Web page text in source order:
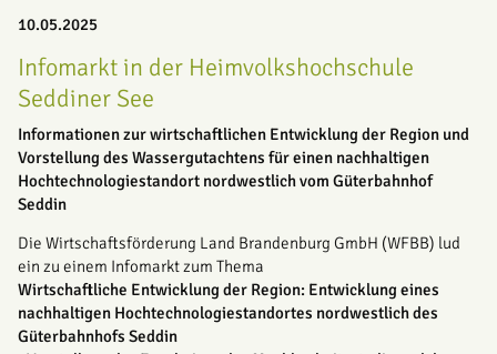
10.05.2025
Infomarkt in der Heimvolkshochschule
Seddiner See
Informationen zur wirtschaftlichen Entwicklung der Region und
Vorstellung des Wassergutachtens für einen nachhaltigen
Hochtechnologiestandort nordwestlich vom Güterbahnhof
Seddin
Die Wirtschaftsförderung Land Brandenburg GmbH (WFBB) lud
ein zu einem Infomarkt zum Thema
Wirtschaftliche Entwicklung der Region: Entwicklung eines
nachhaltigen Hochtechnologiestandortes nordwestlich des
Güterbahnhofs Seddin